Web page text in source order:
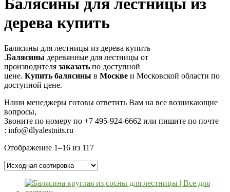
Балясины для лестницы из
дерева купить
Балясины для лестницы из дерева купить
.Балясины деревянные для лестницы от
производителя заказать по доступной
цене. Купить балясины в Москве и Московской области по
доступной цене.
Наши менеджеры готовы ответить Вам на все возникающие
вопросы,
Звоните по номеру по +7 495-924-6662 или пишите по почте
: info@dlyalestnits.ru
Отображение 1–16 из 117